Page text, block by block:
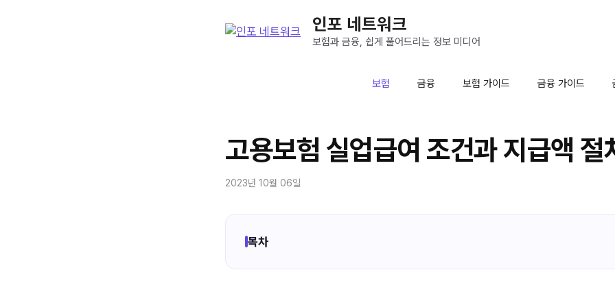
인포 네트워크
보험과 금융, 쉽게 풀어드리는 정보 미디어
보험 금융 보험 가이드 금융 가이드
고용보험 실업급여 조건과 지급액 절
2023년 10월 06일
목차